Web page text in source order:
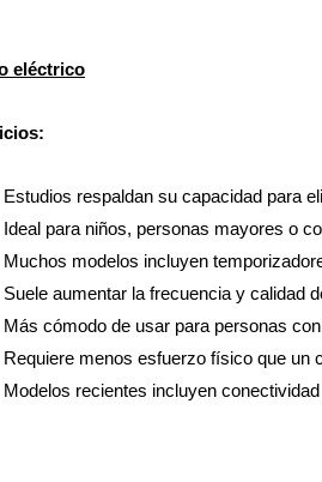
eléctrico
Estudios respaldan su capacidad para
Ideal para niños, personas mayores o
Muchos modelos incluyen
Suele aumentar la frecuencia y calidad
Más cómodo de usar para personas
Requiere menos esfuerzo físico que un
Modelos recientes incluyen